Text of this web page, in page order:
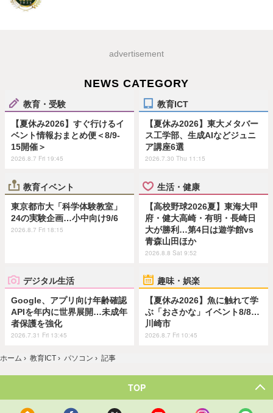
advertisement
NEWS CATEGORY
教育・受験
【夏休み2026】すぐ行けるイ
ベント情報おまとめ便＜8/9-
15開催＞
2026.8.7 Fri 19:45
教育ICT
【夏休み2026】東大メタバー
ス工学部、生成AIなどジュニ
ア講座6選
2026.7.30 Thu 11:15
教育イベント
東京都市大「科学体験教室」
24の実験企画…小中向け9/6
2026.8.7 Fri 18:15
生活・健康
【高校野球2026夏】東海大甲
府・健大高崎・有明・長崎日
大が勝利…第4日は遊学館vs
青森山田ほか
2026.8.8 Sat 9:52
デジタル生活
Google、アプリ向け年齢確認
APIを年内に世界展開…未成年
者保護を強化
2026.7.31 Fri 13:45
趣味・娯楽
【夏休み2026】魚に触れて学
ぶ「おさかな」イベント8/8…
川崎市
2026.8.7 Fri 10:45
ホーム › 教育ICT › パソコン › 記事
TOP